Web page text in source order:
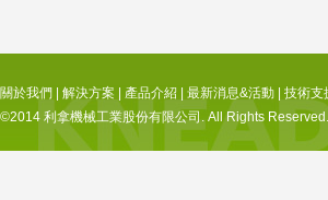
關於我們 解決方案 產品介紹 最新消息&活動 技術支
©2014 利拿機械工業股份有限公司. All Rights Reserved.